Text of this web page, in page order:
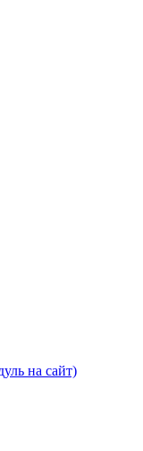
на сайт)